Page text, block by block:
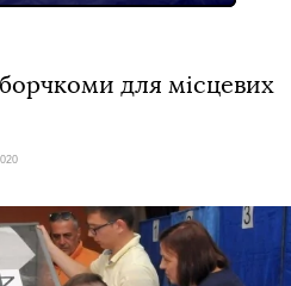
для місцевих